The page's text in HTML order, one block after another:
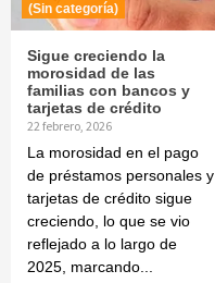
(Sin categoría)
Sigue creciendo la
morosidad de las
familias con bancos y
tarjetas de crédito
22 febrero, 2026
La morosidad en el pago
de préstamos personales y
tarjetas de crédito sigue
creciendo, lo que se vio
reflejado a lo largo de
2025, marcando...